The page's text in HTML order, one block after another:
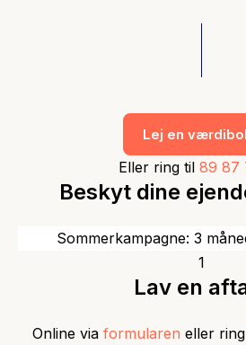
Lej en
Eller ring til 89 87
Beskyt dine
Sommerkampagne: 3
1
Lav en
Online via formularen eller ring